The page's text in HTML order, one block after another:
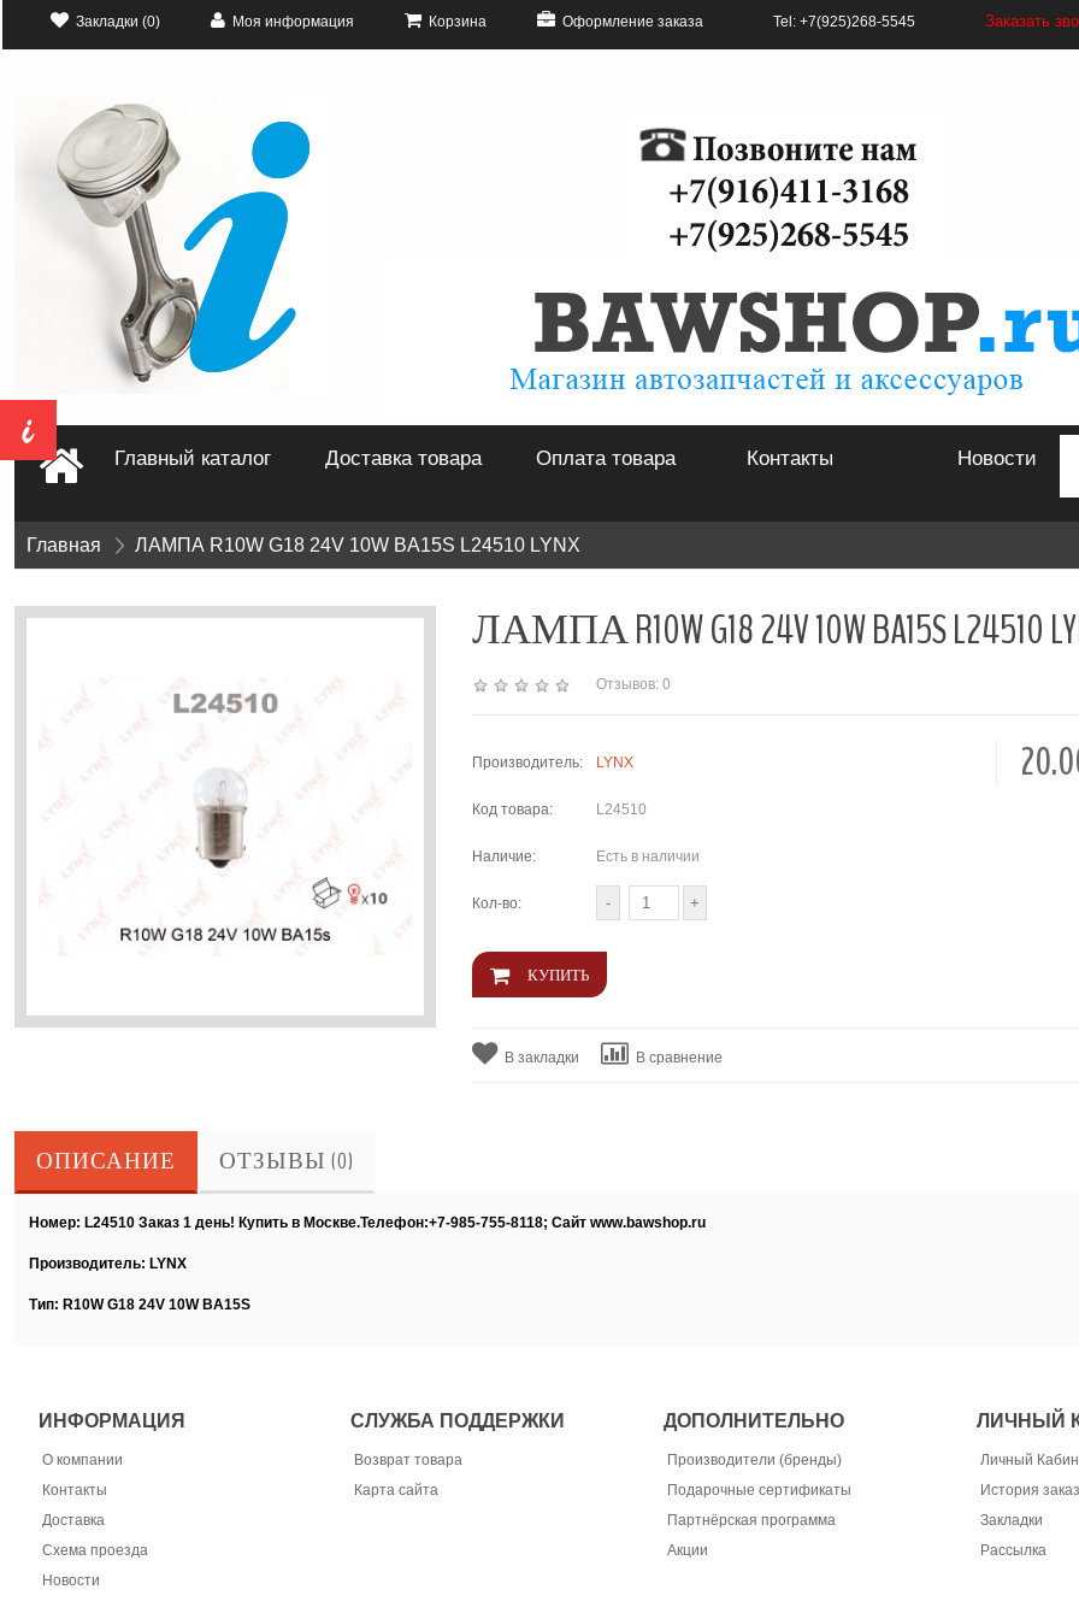
Закладки (0) Моя информация Корзина Оформление заказа Tel: +7(925)268-5545 Заказать
Главный каталог Доставка товара Оплата товара Контакты Новости
Главная » ЛАМПА R10W G18 24V 10W BA15S L24510 LYNX
ЛАМПА R10W G18 24V 10W BA15S L24510
Отзывов: 0
Производитель: LYNX
Код товара: L24510
Наличие: Есть в наличии
Кол-во:
В закладки В сравнение
ОПИСАНИЕ ОТЗЫВЫ (0)
Номер: L24510 Заказ 1 день! Купить в Москве.Телефон:+7-985-755-8118; Сайт www.bawshop.ru
Производитель: LYNX
Тип: R10W G18 24V 10W BA15S
ИНФОРМАЦИЯ
О компании
Контакты
Доставка
Схема проезда
Новости
СЛУЖБА ПОДДЕРЖКИ
Возврат товара
Карта сайта
ДОПОЛНИТЕЛЬНО
Производители (бренды)
Подарочные сертификаты
Партнёрская программа
Акции
ЛИЧНЫЙ
Личный
История
Закладки
Рассылка